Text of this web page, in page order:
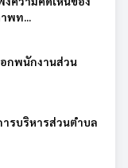
พท...
กพนักงานส่วน
รบริหารส่วนตำบล